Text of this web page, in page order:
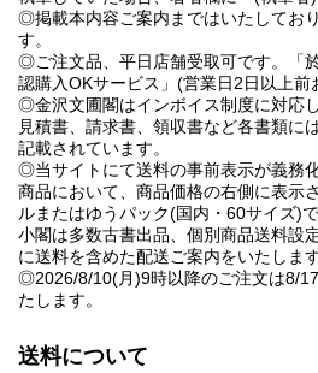
◎掲載本内容ご案内まではいたしてお
す。
◎ご注文品、平日店舗受取可です。「
認購入OKサービス」(営業日2日以上前
◎金沢文圃閣はインボイス制度に対応
見積書、請求書、領収書など各書類に
記載されています。
◎当サイトにて送料の事前表示が義務
商品において、商品価格の右側に表示
ルまたはゆうパック(国内・60サイズ)
小閣は多数古書出品、個別商品送料設
に送料を含めた配送ご案内をいたします
◎2026/8/10(月)9時以降のご注文は8/
たします。
送料について